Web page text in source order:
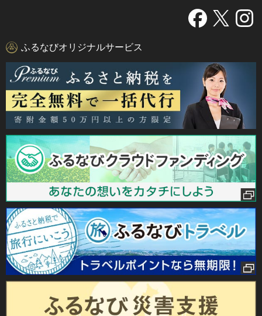
ふるなびオリジナルサービス